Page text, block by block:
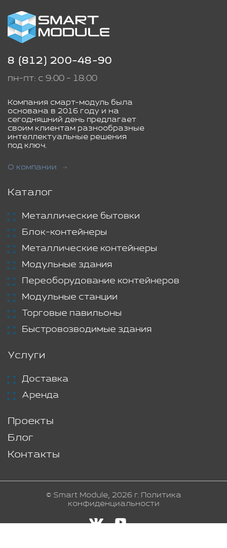
8 (812) 200-48-90
пн-пт: с 9:00 - 18:00
Компания смарт-модуль была
основана в 2016 году и на
сегодняшний день предлагает
своим клиентам разнообразные
интеллектуальные решения
под ключ.
О компании
Каталог
Металлические бытовки
Блок-контейнеры
Металлические контейнеры
Модульные здания
Переоборудование контейнеров
Модульные станции
Торговые павильоны
Быстровозводимые здания
Услуги
Доставка
Аренда
Проекты
Блог
Контакты
© Smart Module, 2026 г. Политика
конфиденциальности